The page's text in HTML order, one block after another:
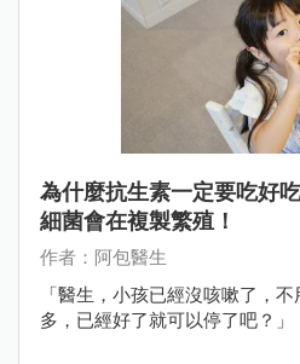
為什麼抗生素一定要吃好
細菌會在複製繁殖！
作者：阿包醫生
「醫生，小孩已經沒咳嗽了，
多，已經好了就可以停了吧？」